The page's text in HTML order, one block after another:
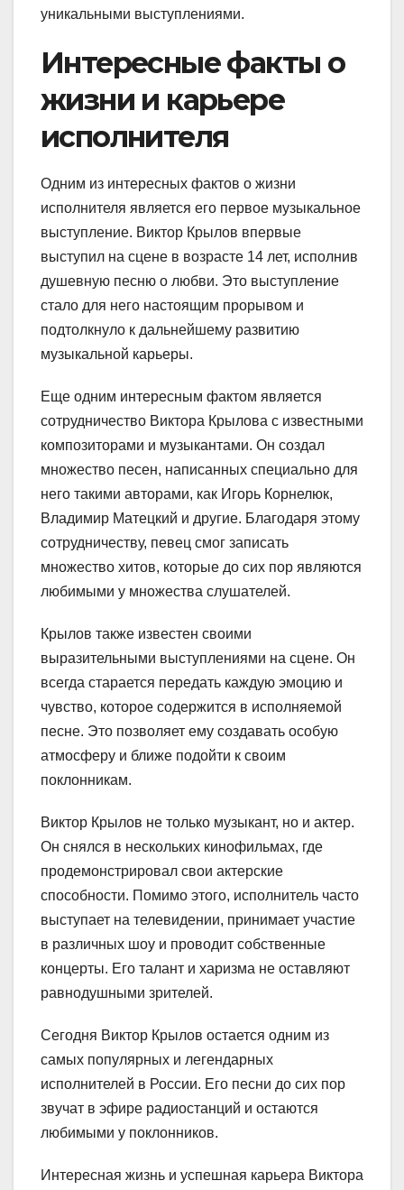
уникальными выступлениями.
Интересные факты о
жизни и карьере
исполнителя
Одним из интересных фактов о жизни
исполнителя является его первое музыкальное
выступление. Виктор Крылов впервые
выступил на сцене в возрасте 14 лет, исполнив
душевную песню о любви. Это выступление
стало для него настоящим прорывом и
подтолкнуло к дальнейшему развитию
музыкальной карьеры.
Еще одним интересным фактом является
сотрудничество Виктора Крылова с известными
композиторами и музыкантами. Он создал
множество песен, написанных специально для
него такими авторами, как Игорь Корнелюк,
Владимир Матецкий и другие. Благодаря этому
сотрудничеству, певец смог записать
множество хитов, которые до сих пор являются
любимыми у множества слушателей.
Крылов также известен своими
выразительными выступлениями на сцене. Он
всегда старается передать каждую эмоцию и
чувство, которое содержится в исполняемой
песне. Это позволяет ему создавать особую
атмосферу и ближе подойти к своим
поклонникам.
Виктор Крылов не только музыкант, но и актер.
Он снялся в нескольких кинофильмах, где
продемонстрировал свои актерские
способности. Помимо этого, исполнитель часто
выступает на телевидении, принимает участие
в различных шоу и проводит собственные
концерты. Его талант и харизма не оставляют
равнодушными зрителей.
Сегодня Виктор Крылов остается одним из
самых популярных и легендарных
исполнителей в России. Его песни до сих пор
звучат в эфире радиостанций и остаются
любимыми у поклонников.
Интересная жизнь и успешная карьера Виктора